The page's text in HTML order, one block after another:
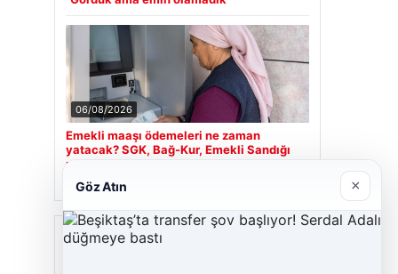
06/08/2026
Emekli maaşı ödemeleri ne zaman
yatacak? SGK, Bağ-Kur, Emekli Sandığı
maaş ödemeleri başladı
Son Eklenen Firmalar
Göz Atın ×